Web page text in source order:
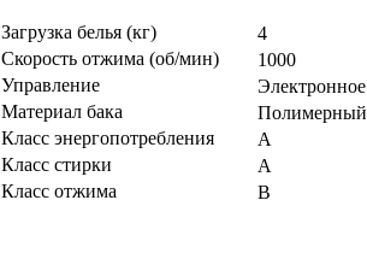
Загрузка белья (кг)
4
Скорость отжима (об/мин)
1000
Управление
Электронное
Материал бака
Полимерный
Класс энергопотребления
A
Класс стирки
A
Класс отжима
B